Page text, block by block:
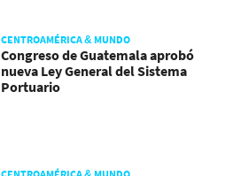
CENTROAMÉRICA & MUNDO
Congreso de Guatemala aprobó
nueva Ley General del Sistema
Portuario